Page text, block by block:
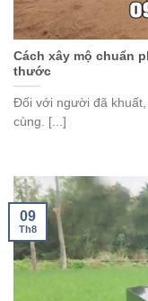
Cách xây mộ chuẩn
thước
Đối với người đã
cùng. [...]
09
Th8